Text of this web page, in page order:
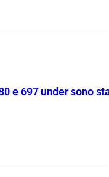
e 697 under sono